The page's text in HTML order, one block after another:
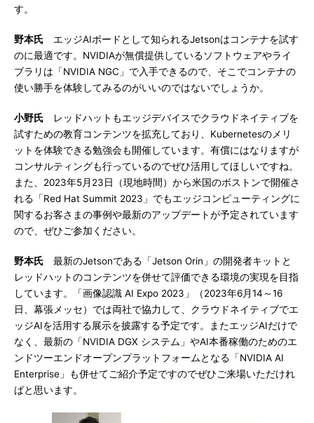
す。
野本氏 エッジAIボードとして知られるJetsonはコンテナを試す
のに最適です。NVIDIAが無償提供しているソフトウェアやライ
ブラリは「NVIDIA NGC」で入手できるので、そこでコンテナの
使い勝手を体験してみるのがいいのではないでしょうか。
小野氏 レッドハットもエッジデバイスでクラウドネイティブを
試すための教育コンテンツを拡充しており、Kubernetesのメリ
ットを体験できる勉強会も開催しています。有償にはなりますが
コンサルティングも行っているのでぜひ活用してほしいですね。
また、2023年5月23日（現地時間）から米国のボストンで開催さ
れる「Red Hat Summit 2023」でもエッジコンピューティングに
関するお客さまの事例や最新のアップデートが予定されています
ので、ぜひご参加ください。
野本氏 最新のJetsonである「Jetson Orin」の開発者キットと
レッドハットのコンテンツを併せて評価できる環境の実現を目指
しています。「画像認識 AI Expo 2023」（2023年6月14～16
日、幕張メッセ）では両社で協力して、クラウドネイティブでエ
ッジAIを活用する展示を披露する予定です。またエッジAIだけで
なく、最新の「NVIDIA DGX システム」やAI本番稼働のためのエ
ンドツーエンドオープンプラットフォームとなる「NVIDIA AI
Enterprise」も併せてご紹介予定ですのでぜひご来場いただけれ
ばと思います。